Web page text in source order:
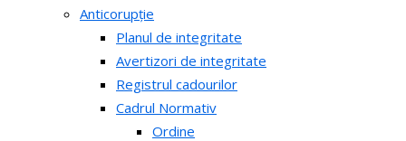
Anticorupție
Planul de integritate
Avertizori de integritate
Registrul cadourilor
Cadrul Normativ
Ordine